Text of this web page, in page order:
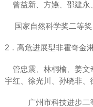
曾益新、方嬿、邵建永
国家自然科学奖二等奖
2．高危进展型非霍奇金
管忠震、林桐榆、姜文
宇红、徐光川、孙晓非、
广州市科技进步二